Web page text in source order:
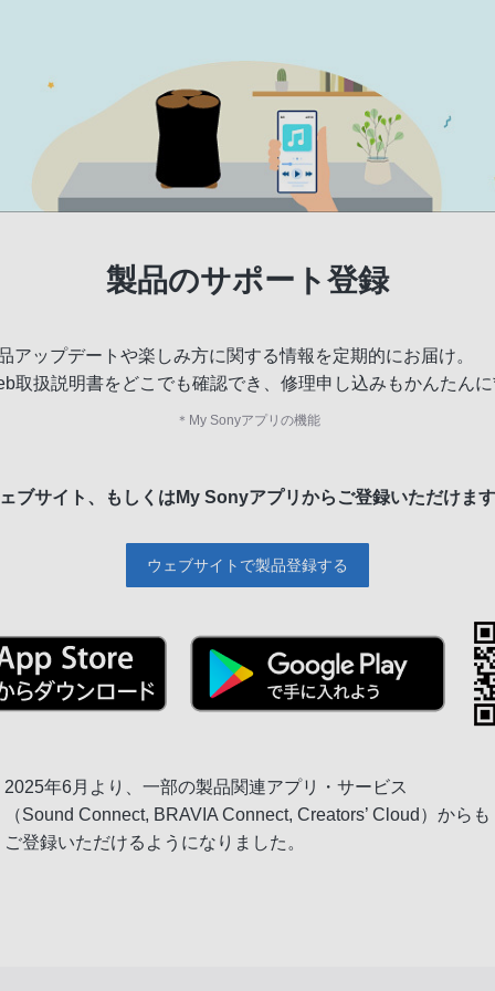
製品のサポート登録
アップデートや楽しみ方に関する情報を定期的にお届け。
取扱説明書をどこでも確認でき、修理申し込みもかんたん
＊ My Sonyアプリの機能
ブサイト、もしくは My Sonyアプリからご登録いただけま
ウェブサイトで製品登録する
2025年6月より、一部の製品関連アプリ・サービス
（Sound Connect, BRAVIA Connect, Creators’ Cloud）からも
ご登録いただけるようになりました。